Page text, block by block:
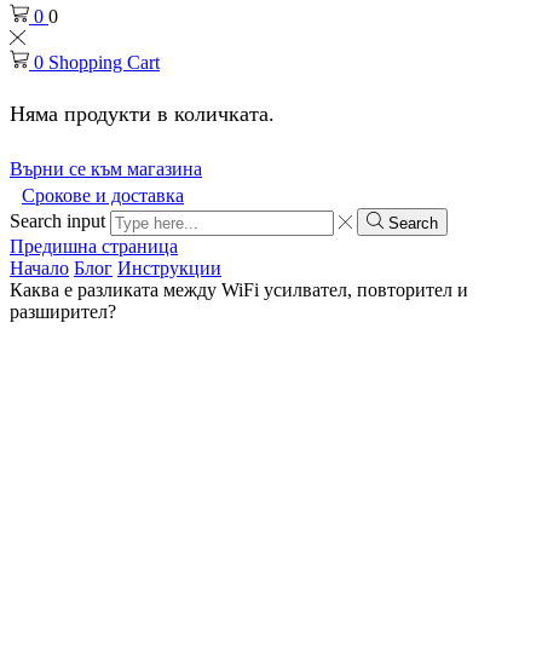
0 0
0 Shopping Cart
Няма продукти в количката.
Върни се към магазина
Срокове и доставка
Search input
Search
Предишна страница
Начало Блог Инструкции
Каква е разликата между WiFi усилвател, повторител и
разширител?